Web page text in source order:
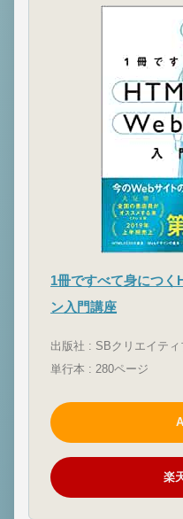
1冊ですべて身につく
ン入門講座
出版社 : SBクリエイティ
単行本 : 280ページ
楽